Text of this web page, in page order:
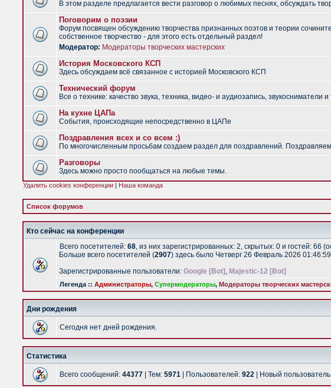
В этом разделе предлагается вести разговор о любимых песнях, обсуждать
Поговорим о поэзии
Форум посвящен обсуждению творчества признанных поэтов и теории
собственное творчество - для этого есть отдельный раздел!
Модератор: Модераторы творческих мастерских
История Московского КСП
Здесь обсуждаем всё связанное с историей Московского КСП
Технический форум
Все о технике: качество звука, техника, видео- и аудиозапись, звукосниматели и
На кухне ЦАПа
События, происходящие непосредственно в ЦАПе
Поздравления всех и со всем :)
По многочисленным просьбам создаем раздел для поздравлений. Поздравляем
Разговоры
Здесь можно просто пообщаться на любые темы.
Удалить cookies конференции | Наша команда
Список форумов
Кто сейчас на конференции
Всего посетителей: 68, из них зарегистрированных: 2, скрытых: 0 и гостей: 66
Больше всего посетителей (2907) здесь было Четверг 26 Февраль 2026 01:46:59
Зарегистрированные пользователи: Google [Bot] , Majestic-12 [Bot]
Легенда :: Администраторы, Супермодераторы, Модераторы творческих
Дни рождения
Сегодня нет дней рождения.
Статистика
Всего сообщений: 44377 | Тем: 5971 | Пользователей: 922 | Новый